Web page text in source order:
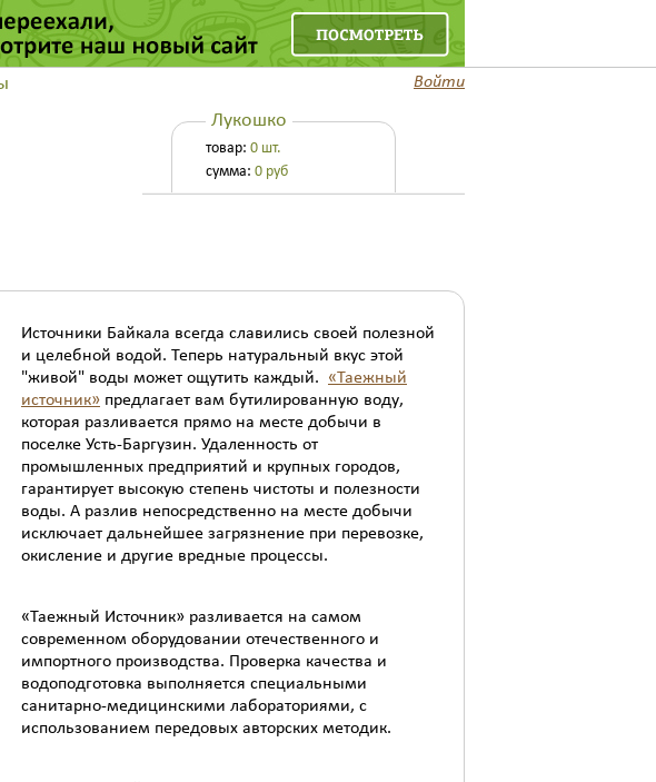
Войти
Лукошко
товар: 0 шт.
сумма: 0 руб
Источники Байкала всегда славились своей полезной
и целебной водой. Теперь натуральный вкус этой
"живой" воды может ощутить каждый. «Таежный
источник» предлагает вам бутилированную воду,
которая разливается прямо на месте добычи в
поселке Усть-Баргузин. Удаленность от
промышленных предприятий и крупных городов,
гарантирует высокую степень чистоты и полезности
воды. А разлив непосредственно на месте добычи
исключает дальнейшее загрязнение при перевозке,
окисление и другие вредные процессы.
«Таежный Источник» разливается на самом
современном оборудовании отечественного и
импортного производства. Проверка качества и
водоподготовка выполняется специальными
санитарно-медицинскими лабораториями, с
использованием передовых авторских методик.